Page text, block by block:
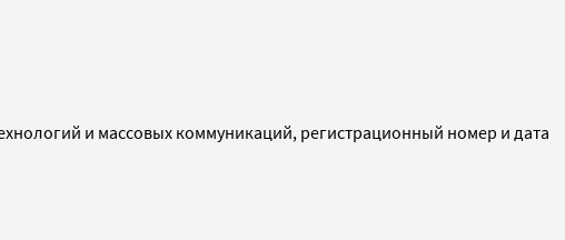
и массовых коммуникаций, регистрационный номер и дата